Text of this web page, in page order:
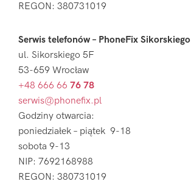
REGON: 380731019
Serwis telefonów – PhoneFix Sikorskiego
ul. Sikorskiego 5F
53-659 Wrocław
+48 666 66 76 78
serwis@phonefix.pl
Godziny otwarcia:
poniedziałek – piątek 9-18
sobota 9-13
NIP: 7692168988
REGON: 380731019